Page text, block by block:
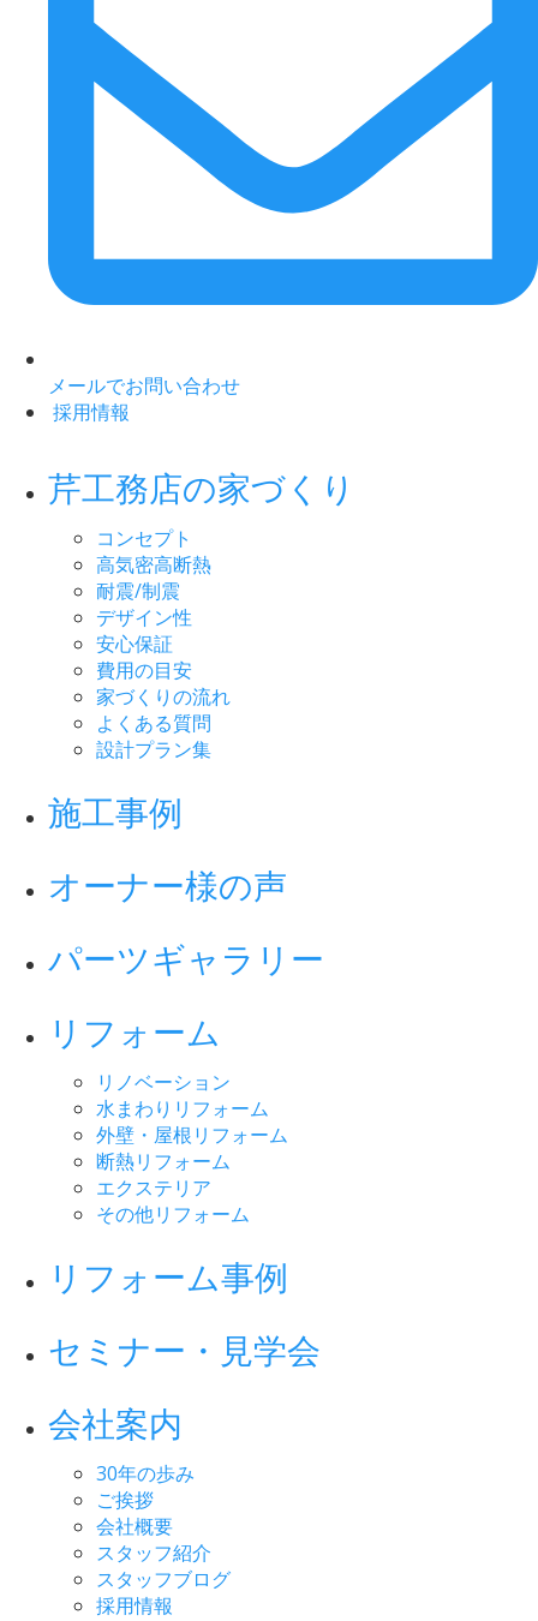
メールでお問い合わせ
採用情報
芹工務店の家づくり
コンセプト
高気密高断熱
耐震/制震
デザイン性
安心保証
費用の目安
家づくりの流れ
よくある質問
設計プラン集
施工事例
オーナー様の声
パーツギャラリー
リフォーム
リノベーション
水まわりリフォーム
外壁・屋根リフォーム
断熱リフォーム
エクステリア
その他リフォーム
リフォーム事例
セミナー・見学会
会社案内
30年の歩み
ご挨拶
会社概要
スタッフ紹介
スタッフブログ
採用情報